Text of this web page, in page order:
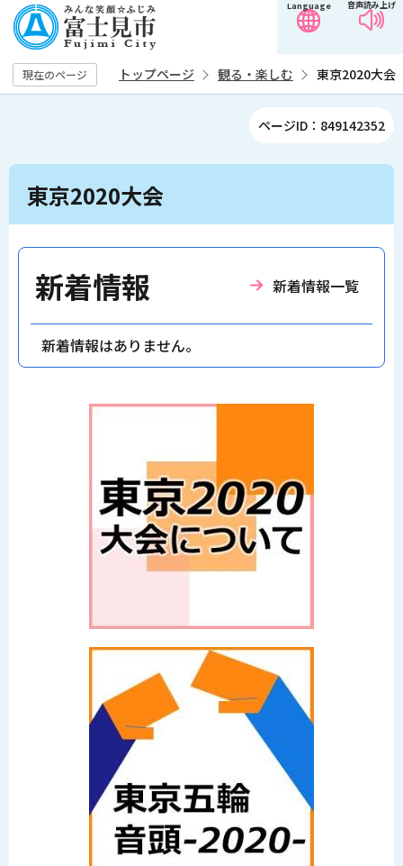
の
ペ
ー
す
音声読み上げ
Language
現在のページ トップページ 観る・楽しむ 東京2020大会
ページID：849142352
本
東京2020大会
新着情報 新着情報一覧
新着情報はありません。